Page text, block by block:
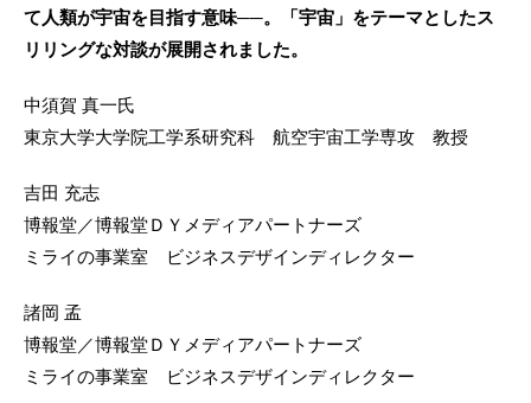
て人類が宇宙を目指す意味──。「宇宙」をテーマとしたス
リリングな対談が展開されました。
中須賀 真一氏
東京大学大学院工学系研究科 航空宇宙工学専攻 教授
吉田 充志
博報堂／博報堂ＤＹメディアパートナーズ
ミライの事業室 ビジネスデザインディレクター
諸岡 孟
博報堂／博報堂ＤＹメディアパートナーズ
ミライの事業室 ビジネスデザインディレクター